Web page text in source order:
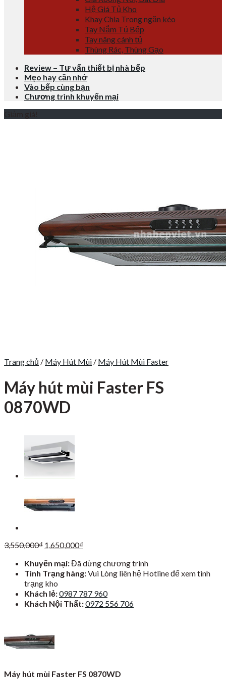
Hệ Giá Tủ Kho
Khay Chia Trong ngăn kéo
Tay Nắm Tủ Bếp
Tay nâng cánh tủ
Thùng Rác, Thùng Gạo
Review – Tư vấn thiết bị nhà bếp
Mẹo hay cần nhớ
Vào bếp cùng bạn
Chương trình khuyến mại
Trang chủ / Máy Hút Mùi / Máy Hút Mùi Faster
Máy hút mùi Faster FS
0870WD
3,550,000₫ Giá
là:
3,550,000₫.
1,650,000₫
tại
là:
Khuyến mại:Đã dừng chương trình
Tình Trạng hàng:Vui Lòng liên hệ Hotline để xem tình
trạng kho
Khách lẻ:0987 787 960
Khách Nội Thất:0972 556 706
Máy hút mùi Faster FS 0870WD